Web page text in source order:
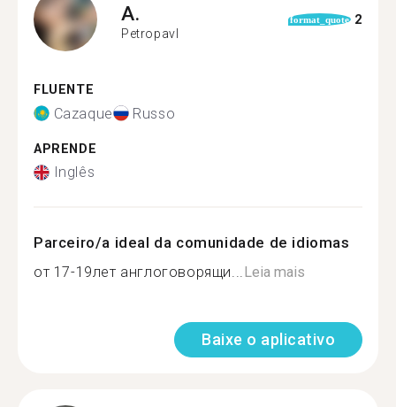
A.
Petropavl
format_quote 2
FLUENTE
Cazaque Russo
APRENDE
Inglês
Parceiro/a ideal da comunidade de idiomas
от 17-19лет англоговорящи...Leia mais
Baixe o aplicativo